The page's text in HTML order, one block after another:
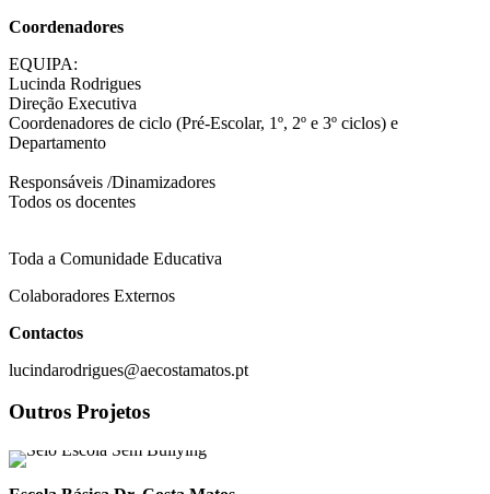
Coordenadores
EQUIPA:
Lucinda Rodrigues
Direção Executiva
Coordenadores de ciclo (Pré-Escolar, 1º, 2º e 3º ciclos) e
Departamento
Responsáveis /Dinamizadores
Todos os docentes
Toda a Comunidade Educativa
Colaboradores Externos
Contactos
lucindarodrigues@aecostamatos.pt
Outros Projetos